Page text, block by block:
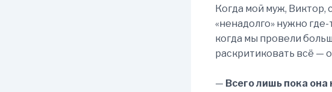
Когда мой муж, Виктор,
«ненадолго» нужно
когда мы провели
раскритиковать всё —
— Всего лишь пока